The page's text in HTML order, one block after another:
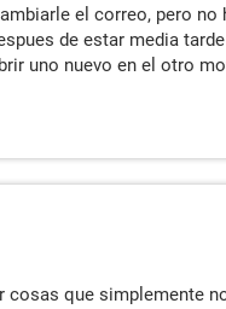
el correo, pero no
de estar media
uno nuevo en el otro
que simplemente